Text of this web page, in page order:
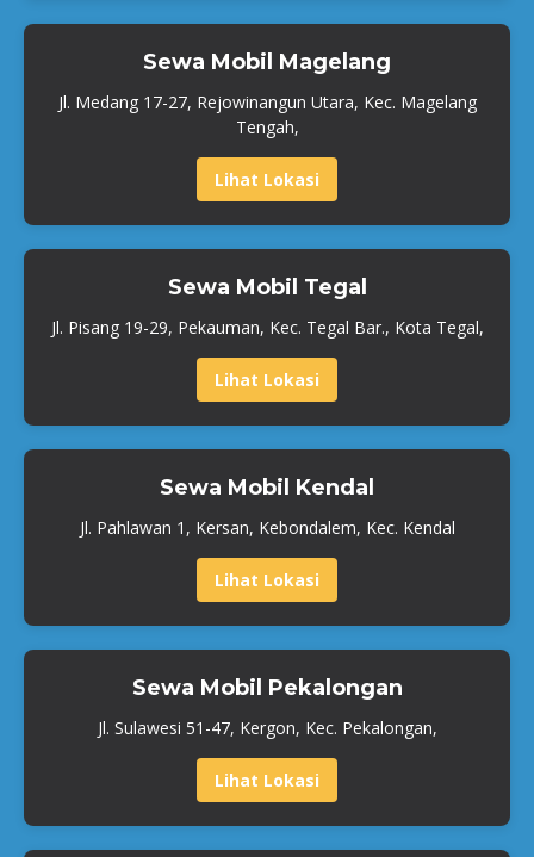
Sewa Mobil Magelang
Jl. Medang 17-27, Rejowinangun Utara, Kec. Magelang
Tengah,
Lihat Lokasi
Sewa Mobil Tegal
Jl. Pisang 19-29, Pekauman, Kec. Tegal Bar., Kota Tegal,
Lihat Lokasi
Sewa Mobil Kendal
Jl. Pahlawan 1, Kersan, Kebondalem, Kec. Kendal
Lihat Lokasi
Sewa Mobil Pekalongan
Jl. Sulawesi 51-47, Kergon, Kec. Pekalongan,
Lihat Lokasi